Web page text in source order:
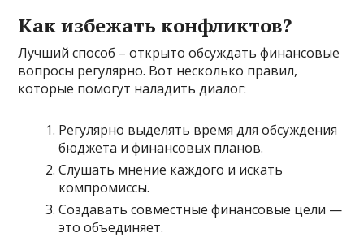
Как избежать конфликтов?
Лучший способ – открыто обсуждать финансовые
вопросы регулярно. Вот несколько правил,
которые помогут наладить диалог:
Регулярно выделять время для обсуждения
бюджета и финансовых планов.
Слушать мнение каждого и искать
компромиссы.
Создавать совместные финансовые цели —
это объединяет.